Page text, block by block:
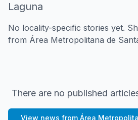
Laguna
No locality-specific stories yet.
from Área Metropolitana de
There are no published
View news from Área